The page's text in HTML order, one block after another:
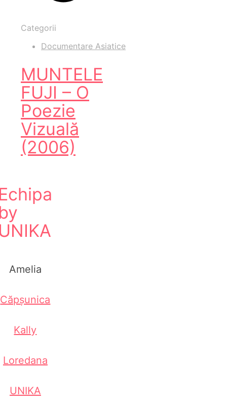
Categorii
Documentare Asiatice
MUNTELE
FUJI – O
Poezie
Vizuală
(2006)
Amelia
Căpșunica
Kally
Loredana
UNIKA